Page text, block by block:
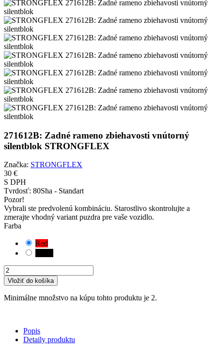
271612B: Zadné rameno zbiehavosti vnútorný
silentblok STRONGFLEX
Značka: STRONGFLEX
30 €
S DPH
Tvrdosť: 80Sha - Standart
Pozor!
Vybrali ste predvolenú kombináciu. Starostlivo skontrolujte a
zmerajte vhodný variant puzdra pre vaše vozidlo.
Farba
Red
Vložiť do košíka
Minimálne množstvo na kúpu tohto produktu je 2.
Popis
Detaily produktu